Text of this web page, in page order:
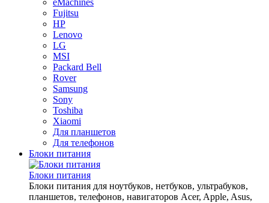
eMachines
Fujitsu
HP
Lenovo
LG
MSI
Packard Bell
Rover
Samsung
Sony
Toshiba
Xiaomi
Для планшетов
Для телефонов
Блоки питания
Блоки питания
Блоки питания для ноутбуков, нетбуков, ультрабуков,
планшетов, телефонов, навигаторов Acer, Apple, Asus,